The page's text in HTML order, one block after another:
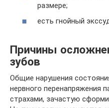
размере;
есть гнойный
Причины
зубов
Общие нарушения
нервного перенапряжения
страхами, зачастую